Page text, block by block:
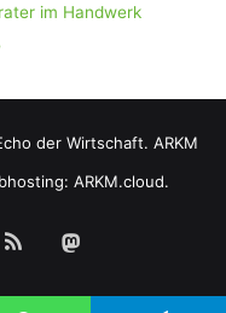
im Handwerk
der Wirtschaft. ARKM
ARKM.cloud.
RSS